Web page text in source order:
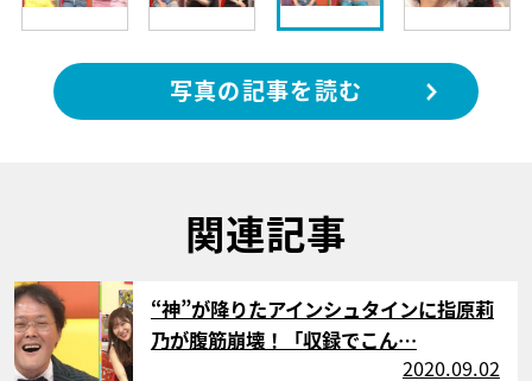
写真の記事を読む
関連記事
サムネイル
“神”が降りたアインシュタインに指原莉
乃が腹筋崩壊！「収録でこん…
2020.09.02